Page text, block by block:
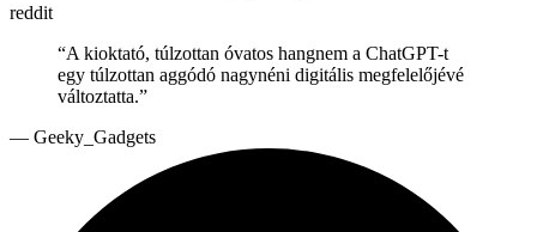
reddit
“A kioktató, túlzottan óvatos hangnem a ChatGPT-t
egy túlzottan aggódó nagynéni digitális megfelelőjévé
változtatta.”
— Geeky_Gadgets